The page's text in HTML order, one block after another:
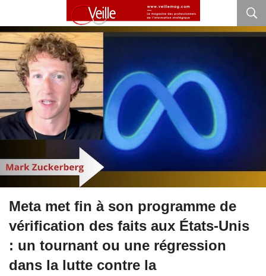
Meta met fin à son programme de
vérification des faits aux États-Unis
: un tournant ou une régression
dans la lutte contre la